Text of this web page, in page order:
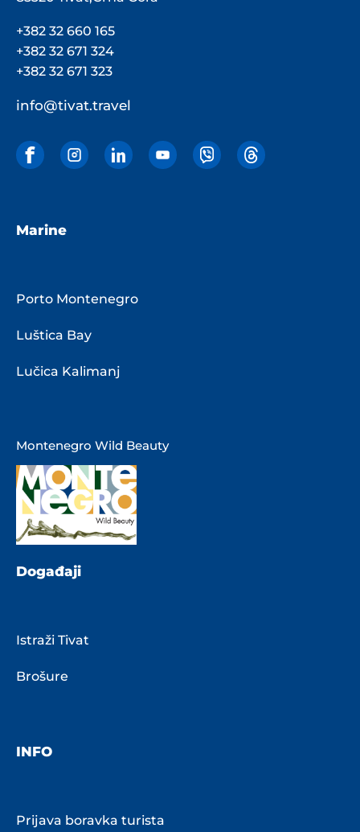
+382 32 660 165
+382 32 671 324
+382 32 671 323
info@tivat.travel
Marine
Porto Montenegro
Luštica Bay
Lučica Kalimanj
Montenegro Wild Beauty
Događaji
Istraži Tivat
Brošure
INFO
Prijava boravka turista